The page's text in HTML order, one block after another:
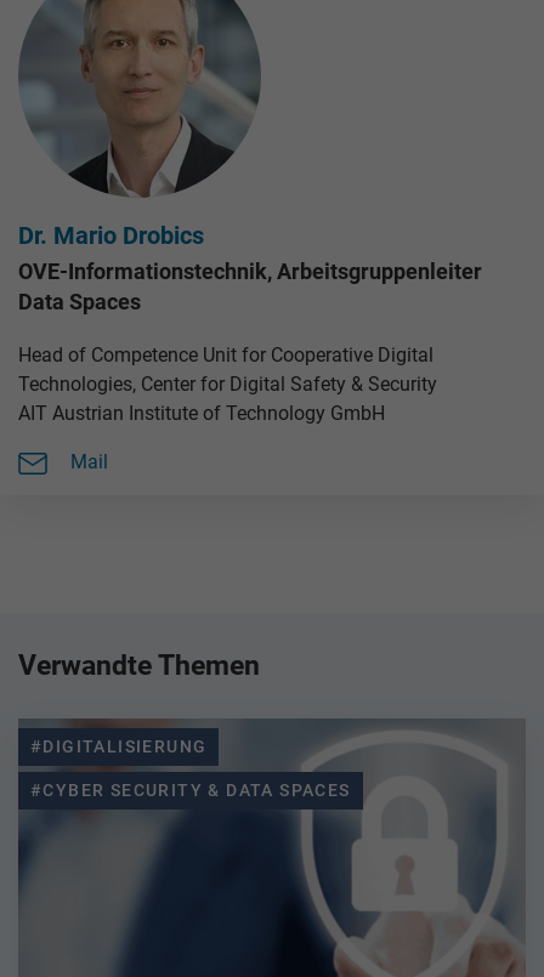
Dr. Mario Drobics
OVE-Informationstechnik, Arbeitsgruppenleiter
Data Spaces
Head of Competence Unit for Cooperative Digital
Technologies, Center for Digital Safety & Security
AIT Austrian Institute of Technology GmbH
Mail
Verwandte Themen
#DIGITALISIERUNG
#CYBER SECURITY & DATA SPACES